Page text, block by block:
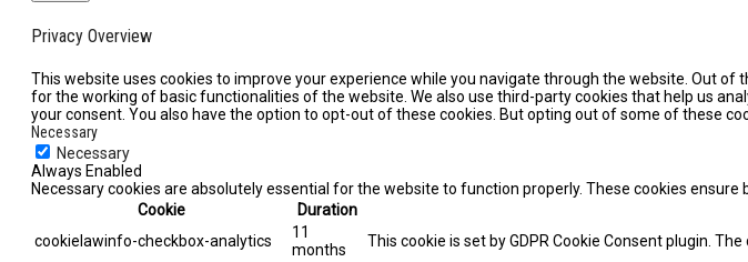
Privacy Overview
This website uses cookies to improve your experience while you navigate through the website. Out
for the working of basic functionalities of the website. We also use third-party cookies that help us
your consent. You also have the option to opt-out of these cookies. But opting out of some of these
Necessary
Necessary
Always Enabled
Necessary cookies are absolutely essential for the website to function properly. These cookies
Cookie
Duration
cookielawinfo-checkbox-analytics
11
months
This cookie is set by GDPR Cookie Consent plugin.